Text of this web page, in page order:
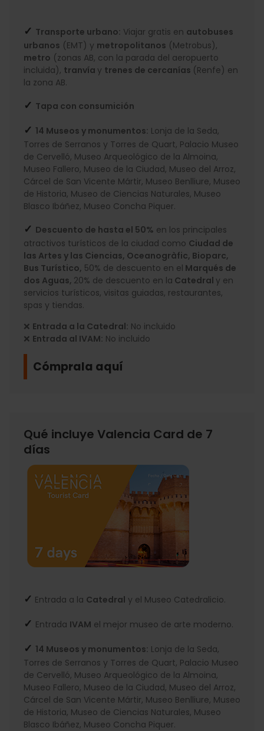
✓ Transporte urbano: Viajar gratis en autobuses
urbanos (EMT) y metropolitanos (Metrobus),
metro (zonas AB, con la parada del aeropuerto
incluida), tranvía y trenes de cercanías (Renfe) en
la zona AB.
✓ Tapa con consumición
✓ 14 Museos y monumentos: Lonja de la Seda,
Torres de Serranos y Torres de Quart, Palacio Museo
de Cervelló, Museo Arqueológico de la Almoina,
Museo Fallero, Museo de la Ciudad, Museo del Arroz,
Cárcel de San Vicente Mártir, Museo Benlliure, Museo
de Historia, Museo de Ciencias Naturales, Museo
Blasco Ibáñez, Museo Concha Piquer.
✓ Descuento de hasta el 50% en los principales
atractivos turísticos de la ciudad como Ciudad de
las Artes y las Ciencias, Oceanogràfic, Bioparc,
Bus Turístico, 50% de descuento en el Marqués de
dos Aguas, 20% de descuento en la Catedral y en
servicios turísticos, visitas guiadas, restaurantes,
spas y tiendas.
❌ Entrada a la Catedral: No incluido
❌ Entrada al IVAM: No incluido
Cómprala aquí
Qué incluye Valencia Card de 7
días
✓ Entrada a la Catedral y el Museo Catedralicio.
✓ Entrada IVAM el mejor museo de arte moderno.
✓ 14 Museos y monumentos: Lonja de la Seda,
Torres de Serranos y Torres de Quart, Palacio Museo
de Cervelló, Museo Arqueológico de la Almoina,
Museo Fallero, Museo de la Ciudad, Museo del Arroz,
Cárcel de San Vicente Mártir, Museo Benlliure, Museo
de Historia, Museo de Ciencias Naturales, Museo
Blasco Ibáñez, Museo Concha Piquer.